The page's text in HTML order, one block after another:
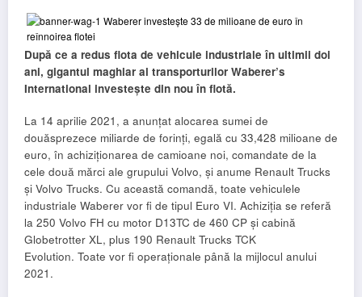
După ce a redus flota de vehicule industriale în ultimii doi
ani, gigantul maghiar al transporturilor Waberer’s
International investește din nou în flotă.
La 14 aprilie 2021, a anunțat alocarea sumei de
douăsprezece miliarde de forinți, egală cu 33,428 milioane de
euro, în achiziționarea de camioane noi, comandate de la
cele două mărci ale grupului Volvo, și anume Renault Trucks
și Volvo Trucks. Cu această comandă, toate vehiculele
industriale Waberer vor fi de tipul Euro VI. Achiziția se referă
la 250 Volvo FH cu motor D13TC de 460 CP și cabină
Globetrotter XL, plus 190 Renault Trucks TCK
Evolution. Toate vor fi operaționale până la mijlocul anului
2021.